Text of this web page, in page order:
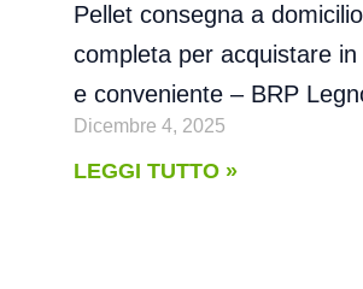
Pellet consegna a
completa per acquistare
e conveniente – BRP
Dicembre 4, 2025
LEGGI TUTTO »